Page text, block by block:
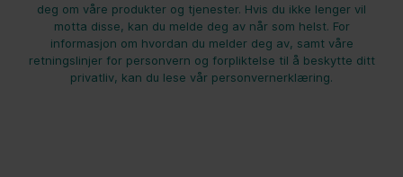
deg om våre produkter og tjenester. Hvis du ikke lenger vil
motta disse, kan du melde deg av når som helst. For
informasjon om hvordan du melder deg av, samt våre
retningslinjer for personvern og forpliktelse til å beskytte ditt
privatliv, kan du lese vår personvernerklæring.